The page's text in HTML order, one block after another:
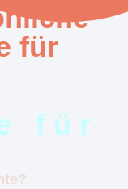
für
für